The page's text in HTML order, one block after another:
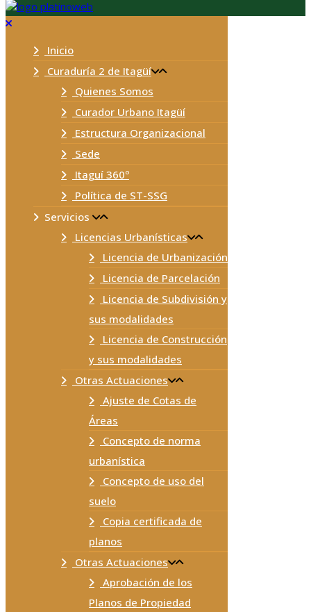
Inicio
Curaduría 2 de Itagüí
Quienes Somos
Curador Urbano Itagüí
Estructura Organizacional
Sede
Itaguí 360º
Política de ST-SSG
Servicios
Licencias Urbanísticas
Licencia de Urbanización
Licencia de Parcelación
Licencia de Subdivisión y
sus modalidades
Licencia de Construcción
y sus modalidades
Otras Actuaciones
Ajuste de Cotas de
Áreas
Concepto de norma
urbanística
Concepto de uso del
suelo
Copia certificada de
planos
Otras Actuaciones
Aprobación de los
Planos de Propiedad